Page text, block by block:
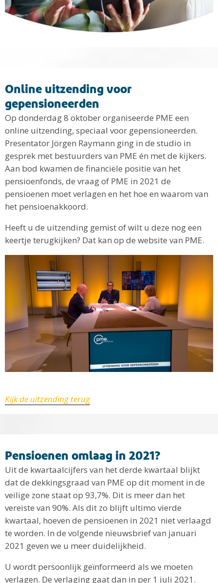
Online uitzending voor
gepensioneerden
Op donderdag 8 oktober organiseerde PME een
online uitzending, speciaal voor gepensioneerden.
Presentator Jörgen Raymann ging in de studio in
gesprek met bestuurders van PME én met de kijkers.
Aan bod kwamen de financiële positie van het
pensioenfonds, de vraag of PME in 2021 de
pensioenen moet verlagen en het hoe en waarom van
het pensioenakkoord.
Heeft u de uitzending gemist of wilt u deze nog een
keertje terugkijken? Dat kan op de website van PME.
Kijk de uitzending terug
Pensioenen omlaag in 2021?
Uit de kwartaalcijfers van het derde kwartaal blijkt
dat de dekkingsgraad van PME op dit moment in de
veilige zone staat op 93,7%. Dit is meer dan het
vereiste van 90%. Als dit zo blijft ultimo vierde
kwartaal, hoeven de pensioenen in 2021 niet verlaagd
te worden. In de volgende nieuwsbrief van januari
2021 geven we u meer duidelijkheid.
U wordt persoonlijk geïnformeerd als we moeten
verlagen. De verlaging gaat dan in per 1 juli 2021.